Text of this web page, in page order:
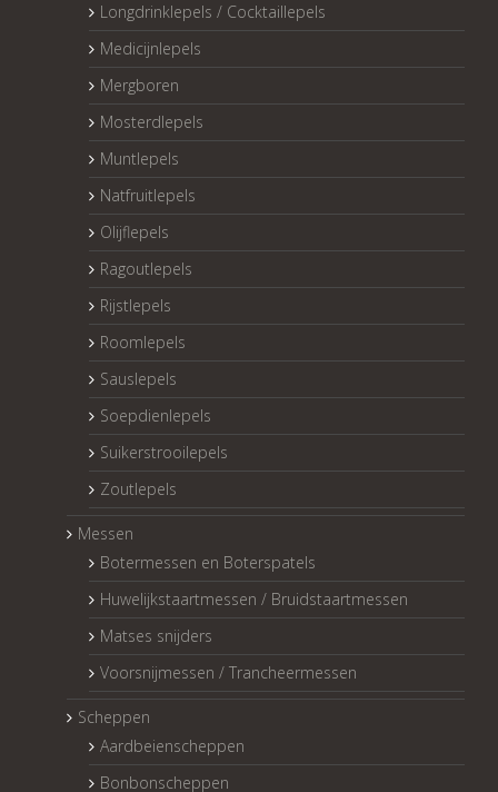
Longdrinklepels / Cocktaillepels
Medicijnlepels
Mergboren
Mosterdlepels
Muntlepels
Natfruitlepels
Olijflepels
Ragoutlepels
Rijstlepels
Roomlepels
Sauslepels
Soepdienlepels
Suikerstrooilepels
Zoutlepels
Messen
Botermessen en Boterspatels
Huwelijkstaartmessen / Bruidstaartmessen
Matses snijders
Voorsnijmessen / Trancheermessen
Scheppen
Aardbeienscheppen
Bonbonscheppen